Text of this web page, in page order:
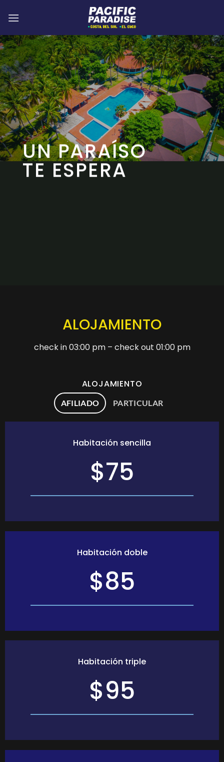
UN PARAÍSO
TE ESPERA
ALOJAMIENTO
check in 03:00 pm – check out 01:00 pm
ALOJAMIENTO
AFILIADO PARTICULAR
Habitación sencilla
$75
Habitación doble
$85
Habitación triple
$95